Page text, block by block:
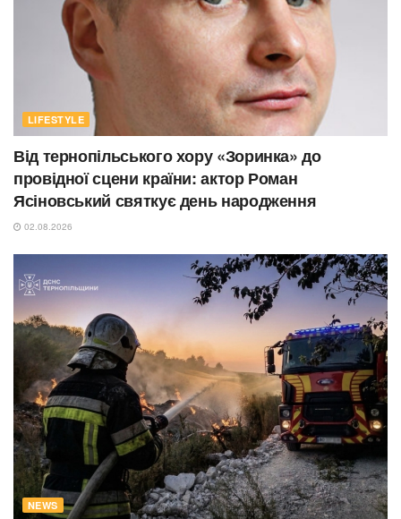
LIFESTYLE
Від тернопільського хору «Зоринка» до
провідної сцени країни: актор Роман
Ясіновський святкує день народження
02.08.2026
NEWS